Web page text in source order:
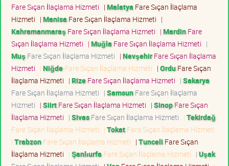
Fare Sıçan İlaçlama Hizmeti | Malatya Fare Sıçan İlaçlama
Hizmeti | Manisa Fare Sıçan İlaçlama Hizmeti |
Kahramanmaraş Fare Sıçan İlaçlama Hizmeti | MardinFare
Sıçan İlaçlama Hizmeti | Muğla Fare Sıçan İlaçlama Hizmeti |
Muş Fare Sıçan İlaçlama Hizmeti | NevşehirFare Sıçan İlaçlama
Hizmeti | NiğdeFare Sıçan İlaçlama Hizmeti | OrduFare Sıçan
İlaçlama Hizmeti | RizeFare Sıçan İlaçlama Hizmeti | Sakarya
Fare Sıçan İlaçlama Hizmeti | SamsunFare Sıçan İlaçlama
Hizmeti | SiirtFare Sıçan İlaçlama Hizmeti | SinopFare Sıçan
İlaçlama Hizmeti | SivasFare Sıçan İlaçlama Hizmeti | Tekirdağ
Fare Sıçan İlaçlama Hizmeti | TokatFare Sıçan İlaçlama Hizmeti
| TrabzonFare Sıçan İlaçlama Hizmeti | Tunceli Fare Sıçan
İlaçlama Hizmeti | Şanlıurfa Fare Sıçan İlaçlama Hizmeti | Uşak